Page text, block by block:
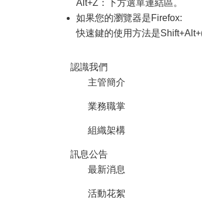
Alt+Z：下方選單連結區。
如果您的瀏覽器是Firefox:
快速鍵的使用方法是
認識我們
主管簡介
業務職掌
組織架構
訊息公告
最新消息
活動花絮